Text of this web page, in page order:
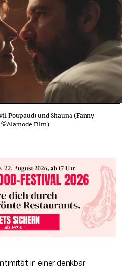
Poupaud) und Shauna (Fanny
Film)
in einer denkbar